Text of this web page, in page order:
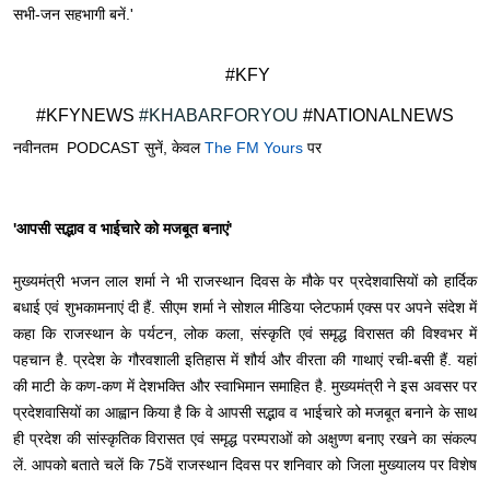
सभी-जन सहभागी बनें.'
#KFY
#KFYNEWS #KHABARFORYOU #NATIONALNEWS
नवीनतम PODCAST सुनें, केवलThe FM Yours पर
'आपसी सद्भाव व भाईचारे को मजबूत बनाएं'
मुख्यमंत्री भजन लाल शर्मा ने भी राजस्थान दिवस के मौके पर प्रदेशवासियों को हार्दिक
बधाई एवं शुभकामनाएं दी हैं. सीएम शर्मा ने सोशल मीडिया प्लेटफार्म एक्स पर अपने संदेश में
कहा कि राजस्थान के पर्यटन, लोक कला, संस्कृति एवं समृद्ध विरासत की विश्वभर में
पहचान है. प्रदेश के गौरवशाली इतिहास में शौर्य और वीरता की गाथाएं रची-बसी हैं. यहां
की माटी के कण-कण में देशभक्ति और स्वाभिमान समाहित है. मुख्यमंत्री ने इस अवसर पर
प्रदेशवासियों का आह्वान किया है कि वे आपसी सद्भाव व भाईचारे को मजबूत बनाने के साथ
ही प्रदेश की सांस्कृतिक विरासत एवं समृद्ध परम्पराओं को अक्षुण्ण बनाए रखने का संकल्प
लें. आपको बताते चलें कि 75वें राजस्थान दिवस पर शनिवार को जिला मुख्यालय पर विशेष